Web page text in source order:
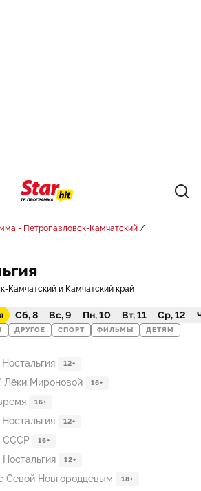
- Петропавловск-Камчатский
Камчатский и Камчатский край
Сб, 8 Вс, 9 Пн, 10 Вт, 11 Ср, 12
ДРУГОЕ СПОРТ ФИЛЬМЫ ДЕТЯМ
12+
Лёки Мироновой 16+
16+
12+
СССР 16+
12+
Севой Новгородцевым 18+